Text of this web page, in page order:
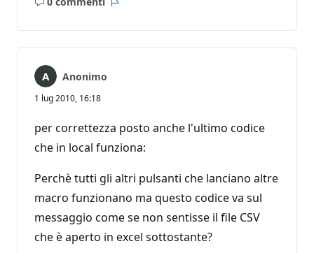
Nessun
Anonimo
1 lug 2010, 16:18
per correttezza posto anche l'ultimo codice
che in local funziona:
Perchè tutti gli altri pulsanti che lanciano altre
macro funzionano ma questo codice va sul
messaggio come se non sentisse il file CSV
che è aperto in excel sottostante?